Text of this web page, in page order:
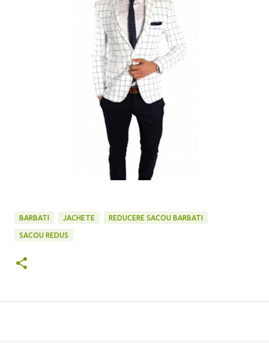
BARBATI JACHETE REDUCERE SACOU BARBATI
SACOU REDUS